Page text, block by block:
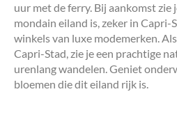
uur met de ferry. Bij aankomst zie
mondain eiland is, zeker in Capri-
winkels van luxe modemerken.
Capri-Stad, zie je een prachtige
urenlang wandelen. Geniet
bloemen die dit eiland rijk is.